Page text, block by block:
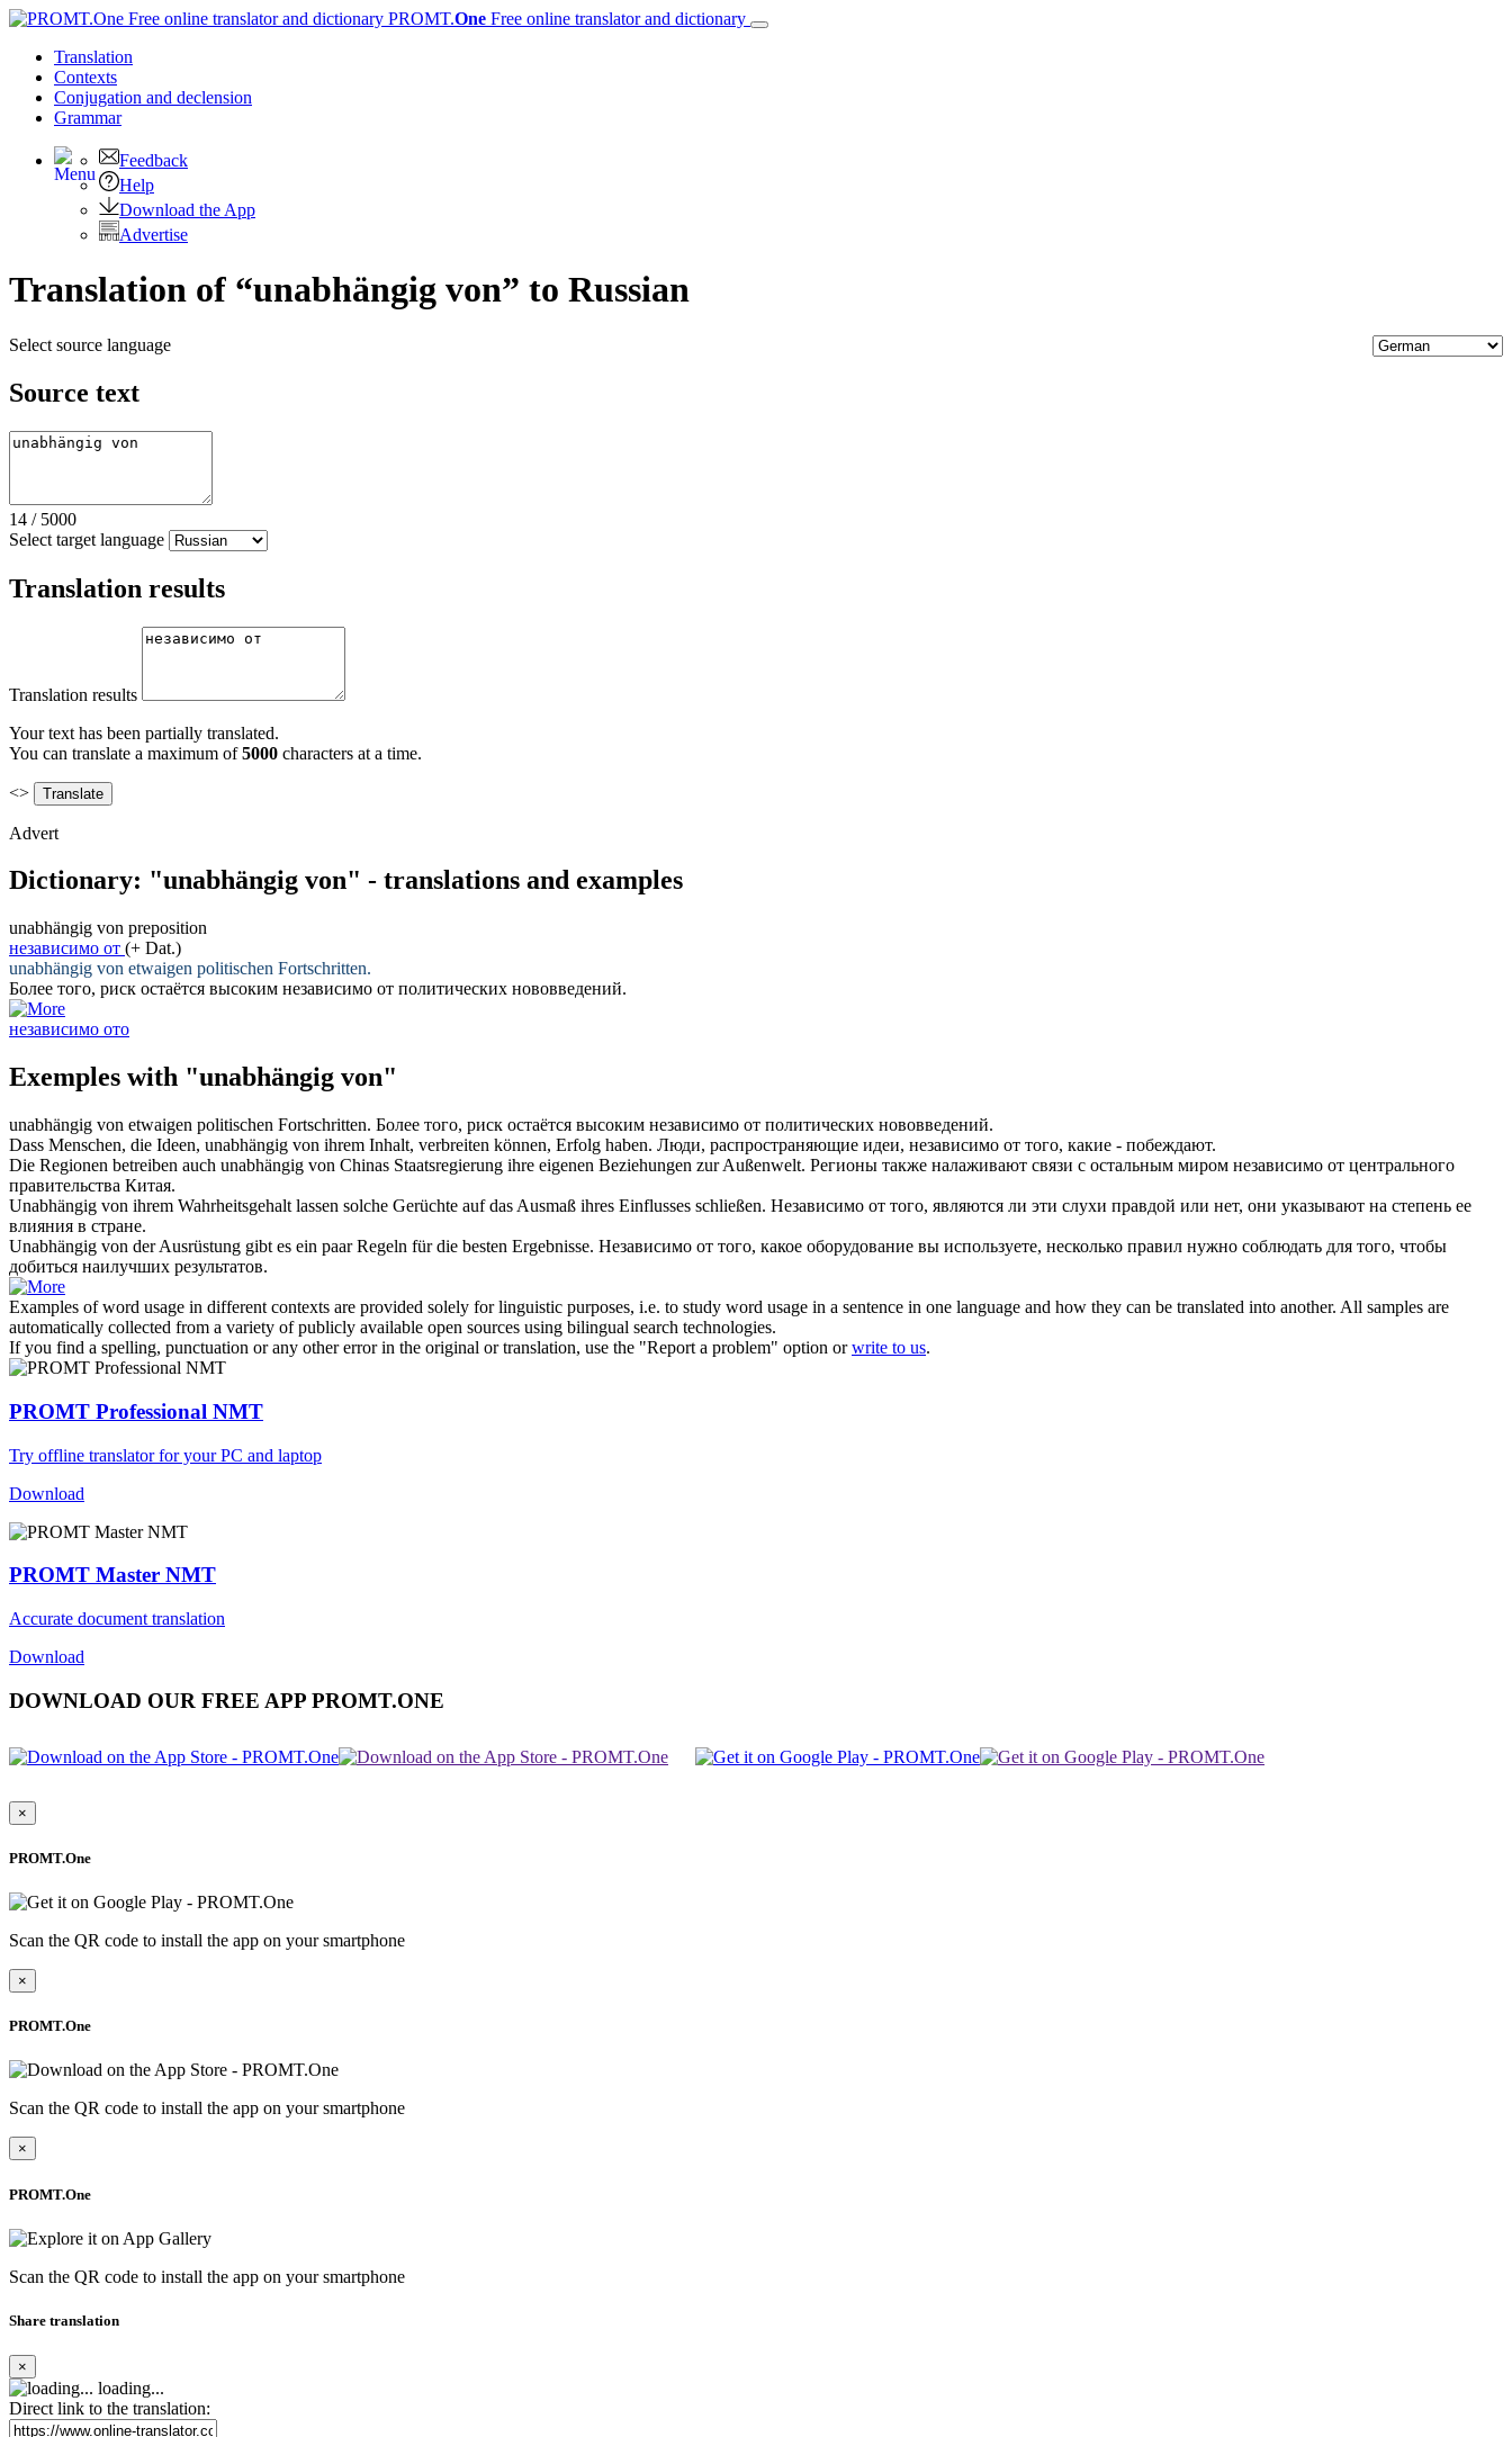
PROMT.One Free online translator and dictionary
Translation
Contexts
Conjugation and declension
Grammar
Feedback
Help
Download the App
Advertise
Translation of “unabhängig von” to Russian
Select source language
Source text
14 / 5000
Select target language
Translation results
Translation results
Your text has been partially translated.
You can translate a maximum of5000 characters at a time.
<>
Advert
Dictionary: "unabhängig von" - translations and examples
unabhängig von preposition
независимо от (+ Dat.)
unabhängig von etwaigen politischen Fortschritten.
Более того, риск остаётся высоким независимо от политических нововведений.
независимо ото
Exemples with "unabhängig von"
unabhängig von etwaigen politischen Fortschritten. Более того, риск остаётся высоким независимо от политических нововведений.
Dass Menschen, die Ideen, unabhängig von ihrem Inhalt, verbreiten können, Erfolg haben. Люди, распространяющие идеи, независимо от того, какие - побеждают.
Die Regionen betreiben auch unabhängig von Chinas Staatsregierung ihre eigenen Beziehungen zur Außenwelt. Регионы также налаживают связи с остальным миром независимо от центрального
правительства Китая.
Unabhängig von ihrem Wahrheitsgehalt lassen solche Gerüchte auf das Ausmaß ihres Einflusses schließen. Независимо от того, являются ли эти слухи правдой или нет, они указывают на степень ее
влияния в стране.
Unabhängig von der Ausrüstung gibt es ein paar Regeln für die besten Ergebnisse. Независимо от того, какое оборудование вы используете, несколько правил нужно соблюдать для того, чтобы
добиться наилучших результатов.
Examples of word usage in different contexts are provided solely for linguistic purposes, i.e. to study word usage in a sentence in one language and how they can be translated into another. All samples are
automatically collected from a variety of publicly available open sources using bilingual search technologies.
If you find a spelling, punctuation or any other error in the original or translation, use the "Report a problem" option orwrite to us.
PROMT Professional NMT
Try offline translator for your PC and laptop
Download
PROMT Master NMT
Accurate document translation
Download
DOWNLOAD OUR FREE APP PROMT.ONE
×
PROMT.One
Scan the QR code to install the app on your smartphone
×
PROMT.One
Scan the QR code to install the app on your smartphone
×
PROMT.One
Scan the QR code to install the app on your smartphone
Share translation
×
loading...
Direct link to the translation: